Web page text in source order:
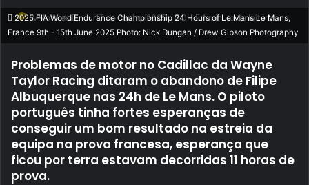
VMotores Send
an
17 de Junho, 2025 0 1 minuto de leitura
2025 FIA World Endurance Championship 24 Hours of Le Mans Le Mans,
France 9th - 15th June 2025 Photo: Nick Dungan / Drew Gibson Photography
Problemas de motor no Cadillac da Wayne
Taylor Racing ditaram o abandono de Filipe
Albuquerque nas 24h de Le Mans. O piloto
português tinha fortes esperanças de
conseguir um bom resultado na estreia da
equipa na prova francesa, esperança que
ficou por terra estavam decorridas 11 horas de
prova.